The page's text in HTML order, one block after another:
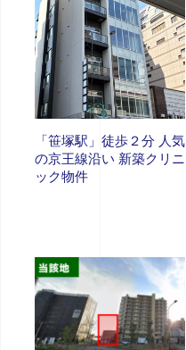
「笹塚駅」徒歩２分 人気
の京王線沿い 新築クリニ
ック物件